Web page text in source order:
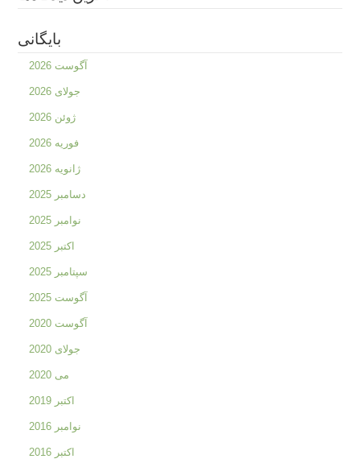
بایگانی
آگوست 2026
جولای 2026
ژوئن 2026
فوریه 2026
ژانویه 2026
دسامبر 2025
نوامبر 2025
اکتبر 2025
سپتامبر 2025
آگوست 2025
آگوست 2020
جولای 2020
می 2020
اکتبر 2019
نوامبر 2016
اکتبر 2016